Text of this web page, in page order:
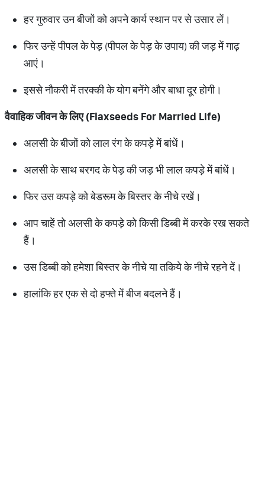
हर गुरुवार उन बीजों को अपने कार्य स्थान पर से उसार लें।
फिर उन्हें पीपल के पेड़ (पीपल के पेड़ के उपाय) की जड़ में गाढ़
आएं।
इससे नौकरी में तरक्की के योग बनेंगे और बाधा दूर होगी।
वैवाहिक जीवन के लिए (Flaxseeds For Married Life)
अलसी के बीजों को लाल रंग के कपड़े में बांधें।
अलसी के साथ बरगद के पेड़ की जड़ भी लाल कपड़े में बांधें।
फिर उस कपड़े को बेडरूम के बिस्तर के नीचे रखें।
आप चाहें तो अलसी के कपड़े को किसी डिब्बी में करके रख सकते
हैं।
उस डिब्बी को हमेशा बिस्तर के नीचे या तकिये के नीचे रहने दें।
हालांकि हर एक से दो हफ्ते में बीज बदलने हैं।